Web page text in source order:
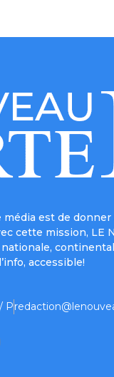
est de
cette mission, LE
accessible!
P